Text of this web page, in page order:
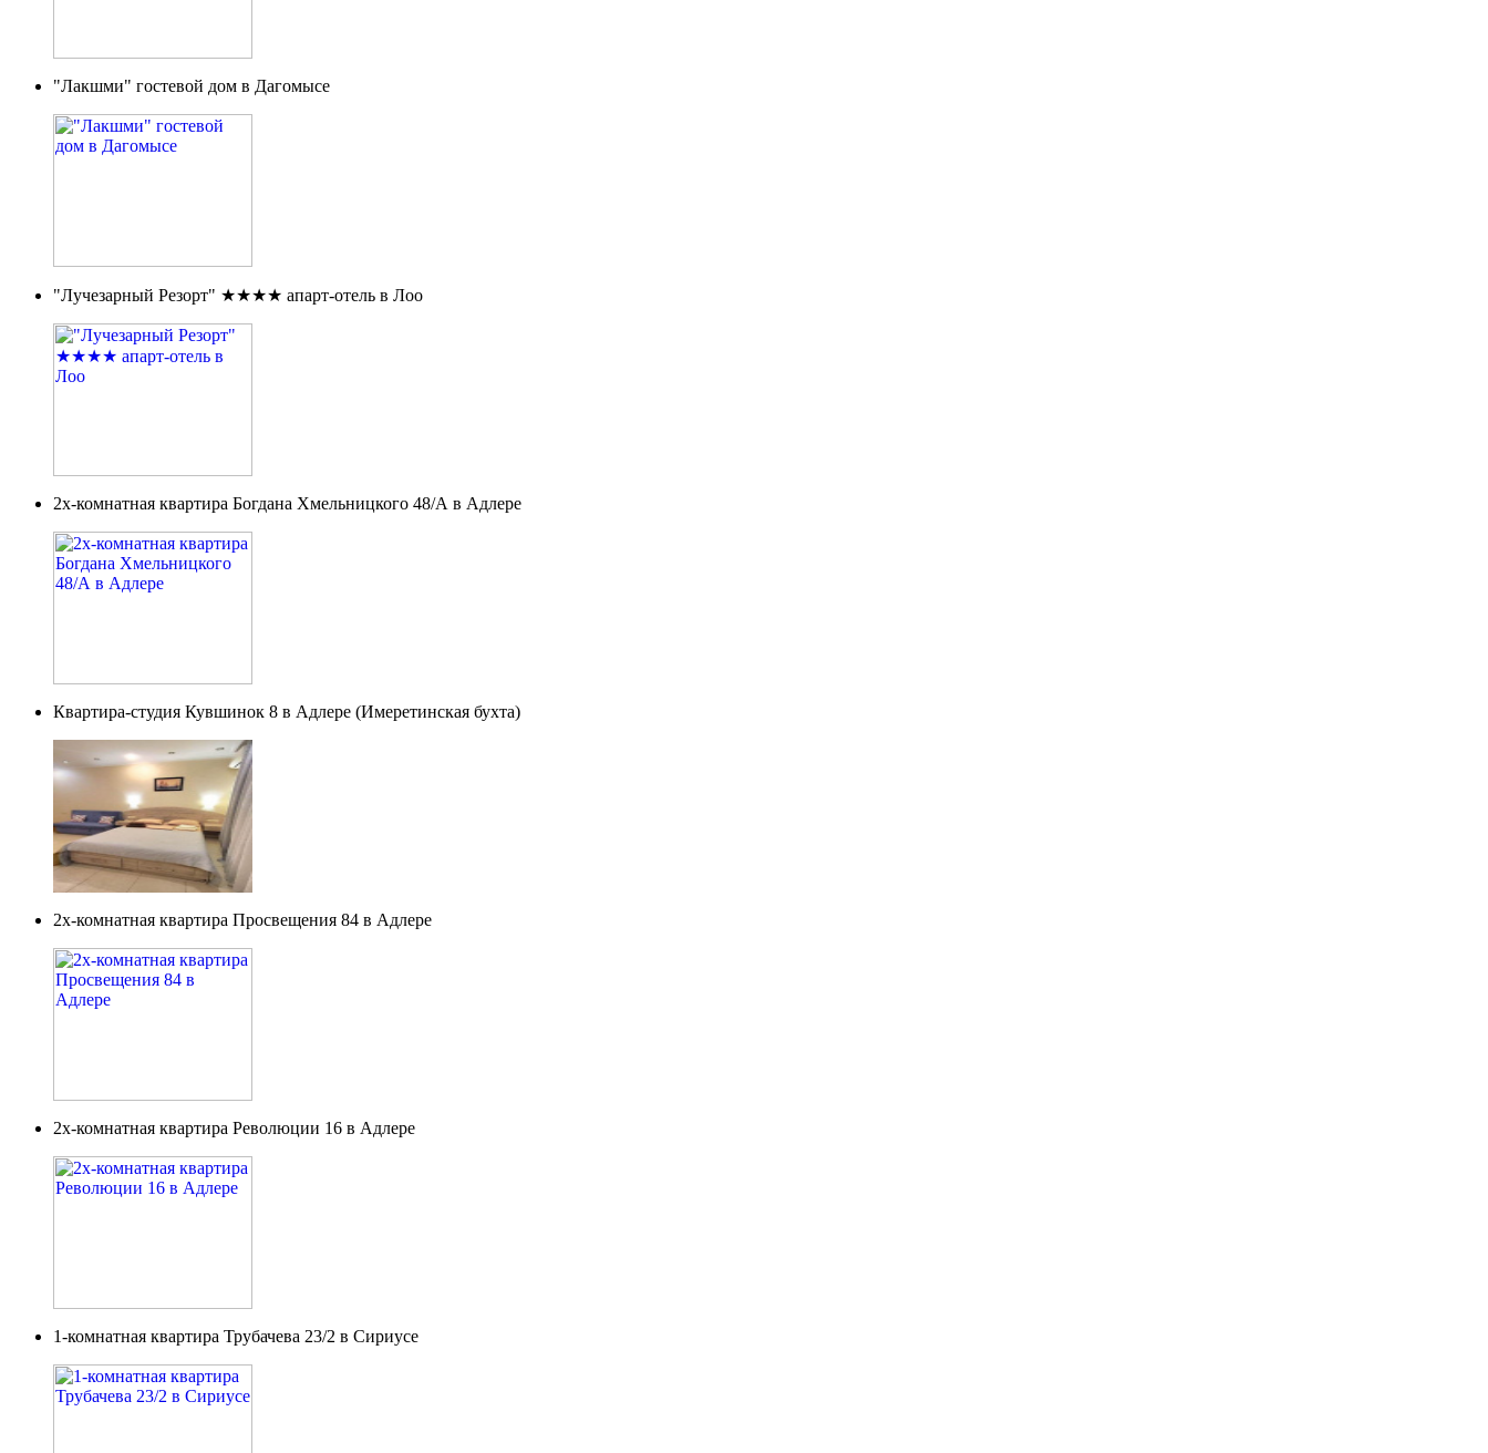
"Лакшми" гостевой дом в Дагомысе
"Лучезарный Резорт" ★★★★ апарт-отель в Лоо
2х-комнатная квартира Богдана Хмельницкого 48/А в Адлере
Квартира-студия Кувшинок 8 в Адлере (Имеретинская бухта)
2х-комнатная квартира Просвещения 84 в Адлере
2х-комнатная квартира Революции 16 в Адлере
1-комнатная квартира Трубачева 23/2 в Сириусе